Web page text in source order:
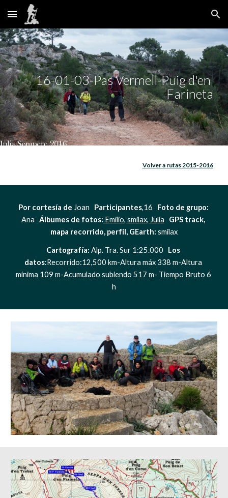
Skip to main content Skip to navigation
16-01-03-Pas Vermell-Puig d'en
Farineta
Volver a rutas 2015-2016
Por cortesía de Joan Participantes,16 Foto de grupo:
Ana Álbumes de fotos: Emilio, smilax, Julia
GPS track,
mapa recorrido, perfil, GEarth: smilax
Cartografía: Alp. Tra. Sur 1:25.000 Los
datos:Recorrido:12,500 km-Altura máx 338 m-Altura
mínima 109 m-Acumulado subiendo 517 m- Tiempo Bruto 6
h